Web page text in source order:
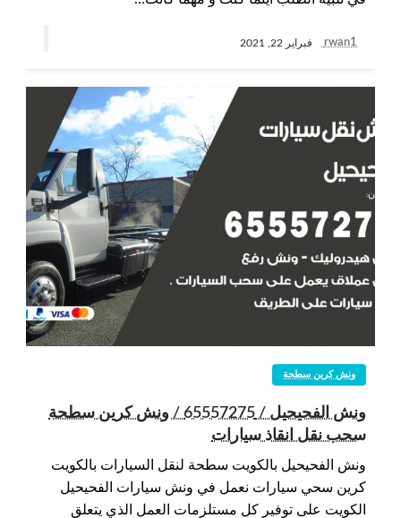
rwan1 فبراير 22, 2021
ونش كرين سطحة
ونش الفحيحيل / 65557275 / ونش كرين سطحة
سحب نقل انقاذ سيارات
ونش الفحيحيل بالكويت سطحة لنقل السيارات بالكويت
كرين سحي سيارات نعمل في ونش سيارات الفحيحيل
الكويت على توفير كل مستلزمات العمل الذي يتعلق